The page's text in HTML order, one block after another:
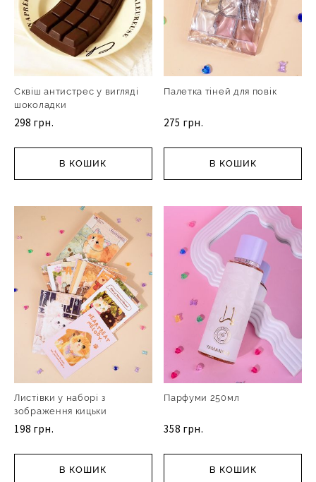
Сквіш антистрес у вигляді
шоколадки
298 грн.
В КОШИК
Палетка тіней для повік
275 грн.
В КОШИК
Листівки у наборі з
зображення кицьки
198 грн.
В КОШИК
Парфуми 250мл
358 грн.
В КОШИК